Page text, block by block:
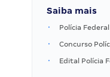
Saiba mais
Polícia Federal
Concurso
Edital Polícia